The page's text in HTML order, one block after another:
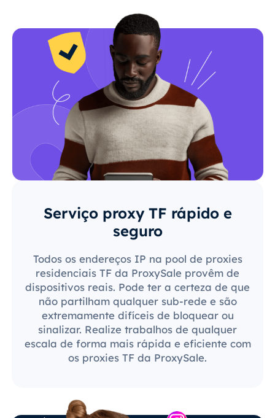
Serviço proxy TF rápido e
seguro
Todos os endereços IP na pool de proxies
residenciais TF da ProxySale provêm de
dispositivos reais. Pode ter a certeza de que
não partilham qualquer sub-rede e são
extremamente difíceis de bloquear ou
sinalizar. Realize trabalhos de qualquer
escala de forma mais rápida e eficiente com
os proxies TF da ProxySale.